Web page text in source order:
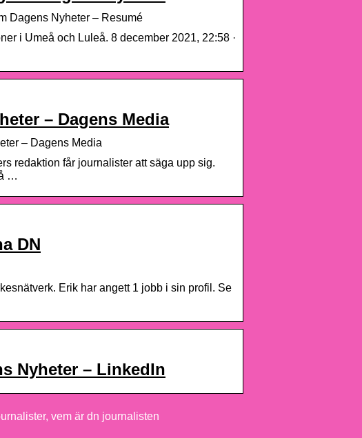
Dagens Nyheter – Resumé
i Umeå och Luleå. 8 december 2021, 22:58 ·
– Dagens Media
– Dagens Media
redaktion får journalister att säga upp sig.
…
DN
Erik har angett 1 jobb i sin profil. Se
Nyheter – LinkedIn
vem är dn journalisten